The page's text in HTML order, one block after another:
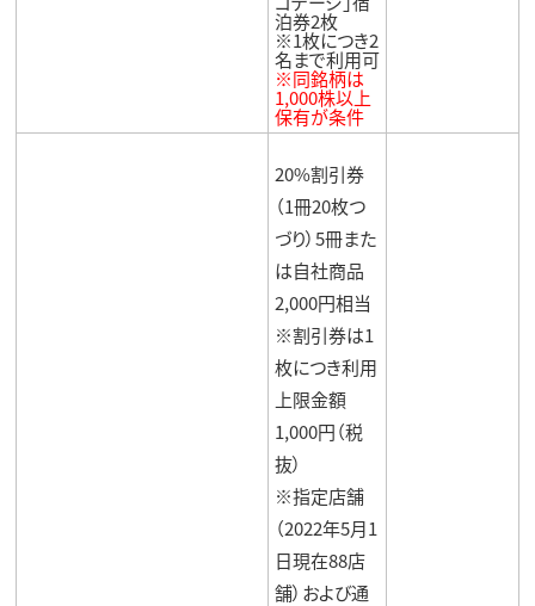
泊券2枚
※1枚につき2
名まで利用可
※同銘柄は
1,000株以上
保有が条件
20%割引券
（1冊20枚つ
づり）5冊また
は自社商品
2,000円相当
※割引券は1
枚につき利用
上限金額
1,000円（税
抜）
※指定店舗
（2022年5月1
日現在88店
舗）および通